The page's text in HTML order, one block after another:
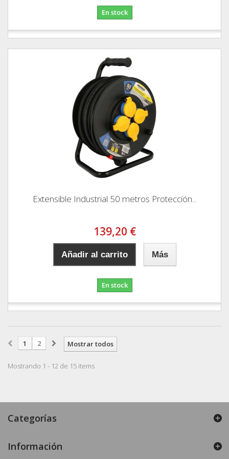
En stock
Extensible Industrial 50 metros Protección...
139,20 €
Añadir al carrito Más
En stock
Mostrar todos
1 2
Mostrando 1 - 12 de 15 items
Categorías
Información